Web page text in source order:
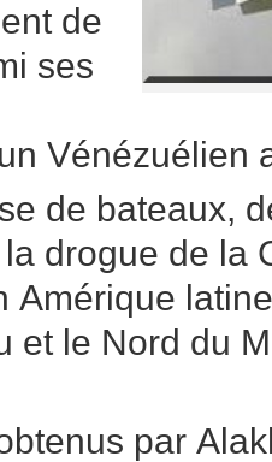
de
ses
Vénézuélien
de bateaux,
drogue de la
Amérique
et le Nord du
par